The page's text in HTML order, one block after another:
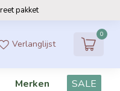
pakket
Verlanglijst
0
Merken SALE